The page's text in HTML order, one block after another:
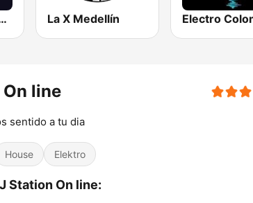
Radio La X Medellín
line
sentido a tu dia
House Elektro
Station On line: